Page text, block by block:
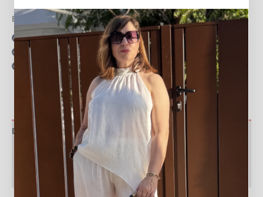
Envío gratis en pedidos de más de 49 €
15 días para realizar devoluciones
Resolvemos tus dudas por llamada o WhatsApp
Recogida en tienda gratis
Descripción
Valoraciones (0)
Política de devoluciones